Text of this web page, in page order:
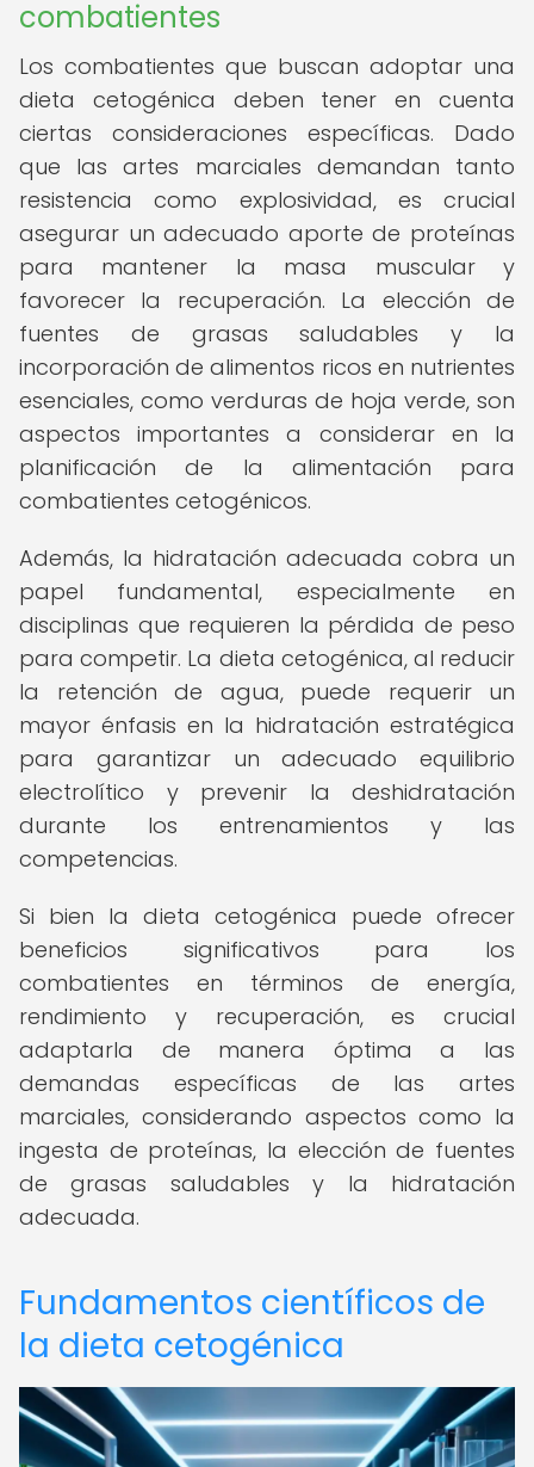
combatientes
Los combatientes que buscan adoptar una
dieta cetogénica deben tener en cuenta
ciertas consideraciones específicas. Dado
que las artes marciales demandan tanto
resistencia como explosividad, es crucial
asegurar un adecuado aporte de proteínas
para mantener la masa muscular y
favorecer la recuperación. La elección de
fuentes de grasas saludables y la
incorporación de alimentos ricos en nutrientes
esenciales, como verduras de hoja verde, son
aspectos importantes a considerar en la
planificación de la alimentación para
combatientes cetogénicos.
Además, la hidratación adecuada cobra un
papel fundamental, especialmente en
disciplinas que requieren la pérdida de peso
para competir. La dieta cetogénica, al reducir
la retención de agua, puede requerir un
mayor énfasis en la hidratación estratégica
para garantizar un adecuado equilibrio
electrolítico y prevenir la deshidratación
durante los entrenamientos y las
competencias.
Si bien la dieta cetogénica puede ofrecer
beneficios significativos para los
combatientes en términos de energía,
rendimiento y recuperación, es crucial
adaptarla de manera óptima a las
demandas específicas de las artes
marciales, considerando aspectos como la
ingesta de proteínas, la elección de fuentes
de grasas saludables y la hidratación
adecuada.
Fundamentos científicos de
la dieta cetogénica